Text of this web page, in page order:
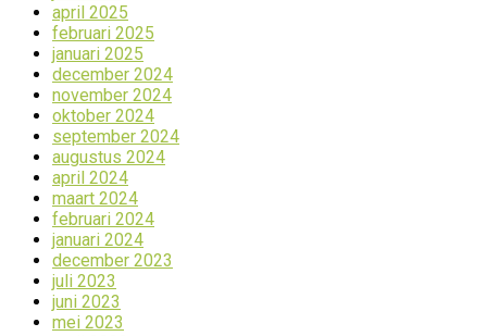
april 2025
februari 2025
januari 2025
december 2024
november 2024
oktober 2024
september 2024
augustus 2024
april 2024
maart 2024
februari 2024
januari 2024
december 2023
juli 2023
juni 2023
mei 2023